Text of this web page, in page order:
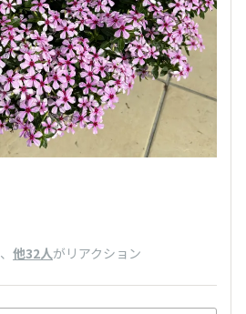
、 他32人がリアクション